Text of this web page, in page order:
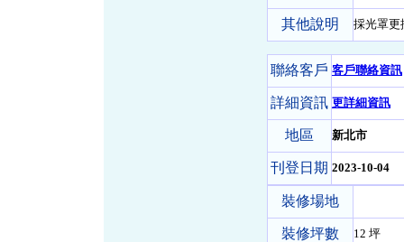
其他說明 採光罩更
聯絡客戶 客戶聯絡資訊
詳細資訊 更詳細資訊
地區 新北市
刊登日期 2023-10-04
裝修場地
裝修坪數 12 坪